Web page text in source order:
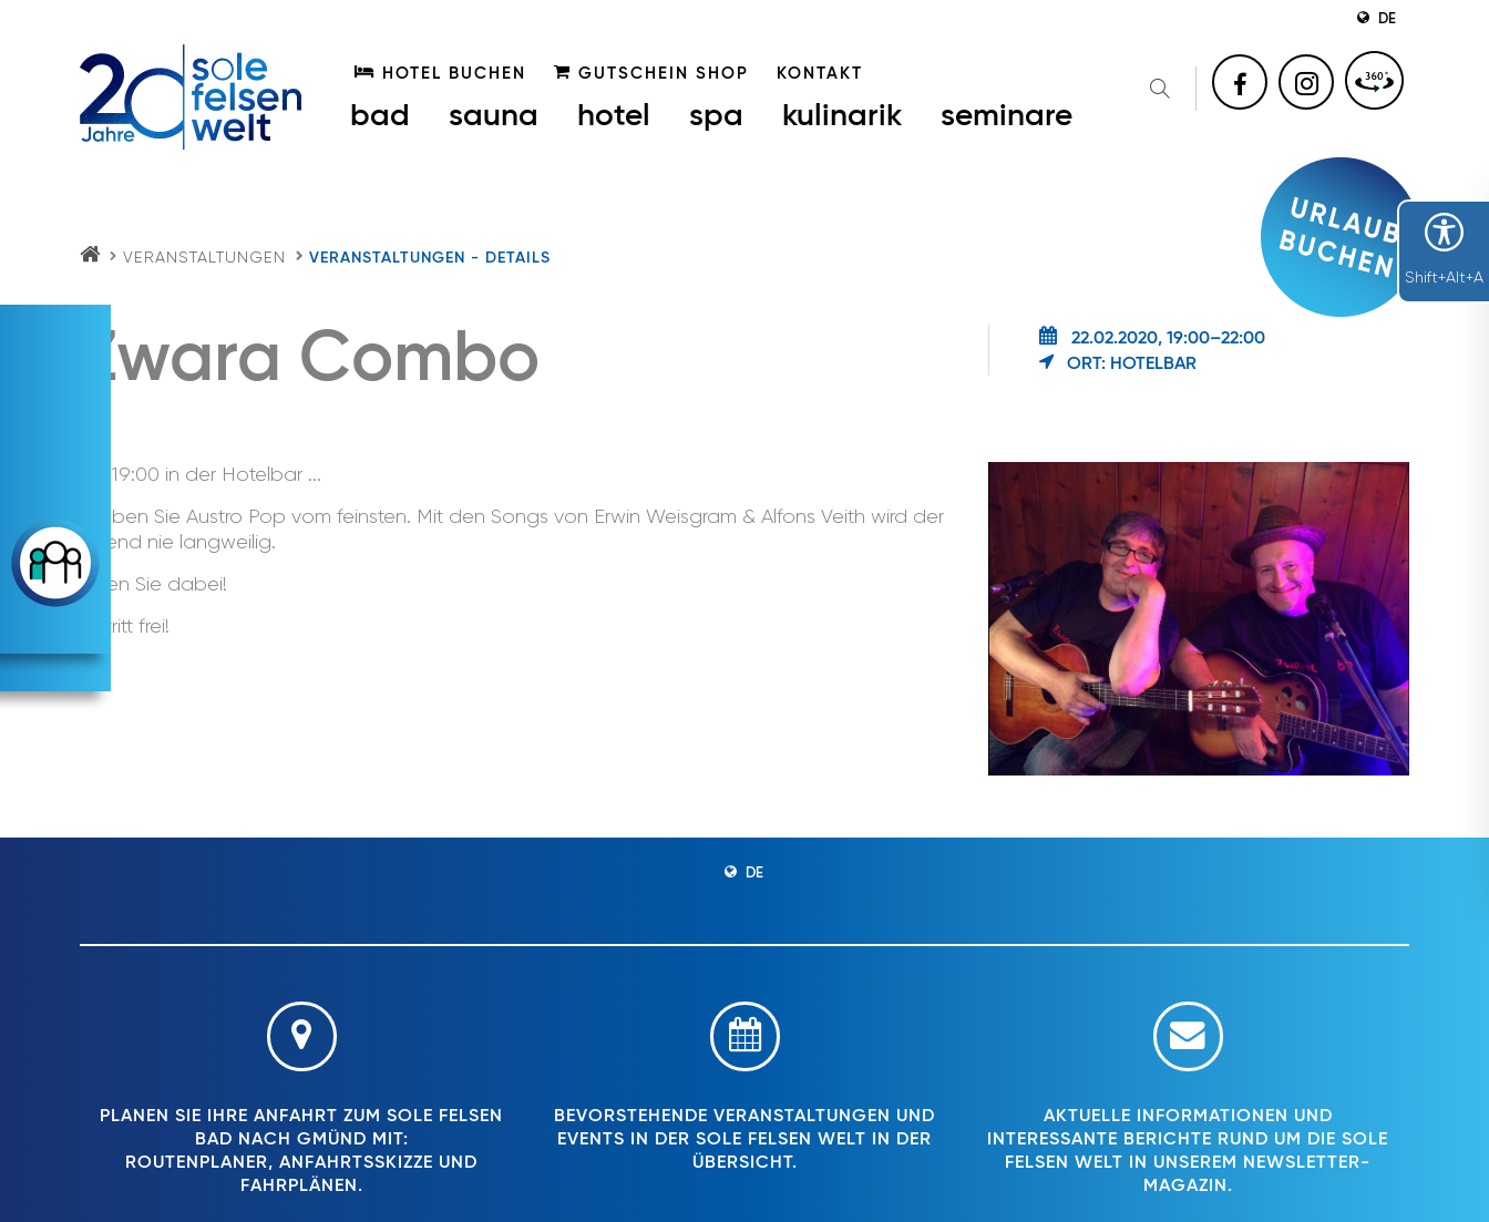
DE
HOTEL BUCHEN GUTSCHEIN SHOP KONTAKT
bad sauna hotel spa kulinarik seminare
VERANSTALTUNGEN VERANSTALTUNGEN - DETAILS
Zwara Combo
22.02.2020, 19:00–22:00
ORT: HOTELBAR
ab 19:00 in der Hotelbar ...
Erleben Sie Austro Pop vom feinsten. Mit den Songs von Erwin Weisgram & Alfons Veith wird der
Abend nie langweilig.
Seien Sie dabei!
Eintritt frei!
DE
PLANEN SIE IHRE ANFAHRT ZUM SOLE FELSEN
BAD NACH GMÜND MIT:
ROUTENPLANER, ANFAHRTSSKIZZE UND
FAHRPLÄNEN.
BEVORSTEHENDE VERANSTALTUNGEN UND
EVENTS IN DER SOLE FELSEN WELT IN DER
ÜBERSICHT.
AKTUELLE INFORMATIONEN UND
INTERESSANTE BERICHTE RUND UM DIE SOLE
FELSEN WELT IN UNSEREM NEWSLETTER-
MAGAZIN.
Shift+Alt+A